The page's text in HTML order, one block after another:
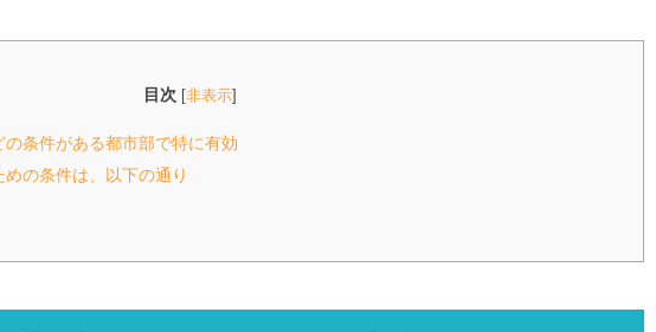
目次 [非表示]
条件がある都市部で特に有効
の条件は、以下の通り